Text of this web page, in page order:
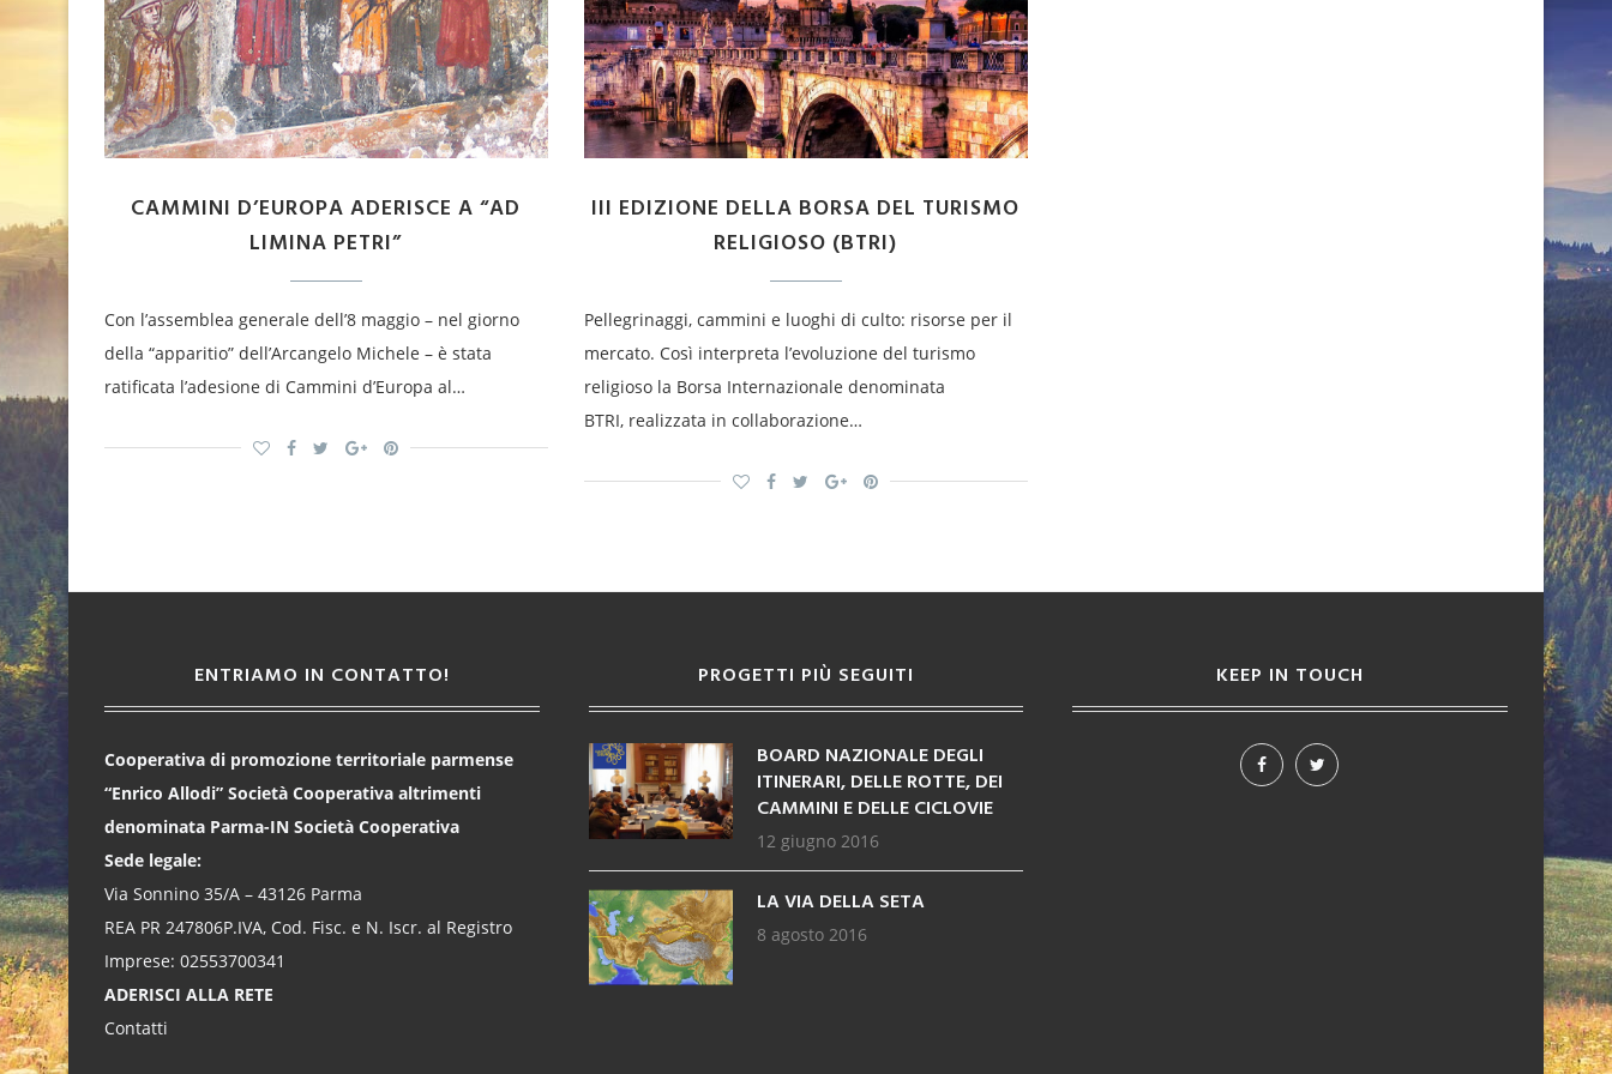
CAMMINI D’EUROPA ADERISCE A “AD
LIMINA PETRI”
Con l’assemblea generale dell’8 maggio – nel giorno
della “apparitio” dell’Arcangelo Michele – è stata
ratificata l’adesione di Cammini d’Europa al…
III EDIZIONE DELLA BORSA DEL TURISMO
RELIGIOSO (BTRI)
Pellegrinaggi, cammini e luoghi di culto: risorse per il
mercato. Così interpreta l’evoluzione del turismo
religioso la Borsa Internazionale denominata
BTRI, realizzata in collaborazione…
ENTRIAMO IN CONTATTO!
Cooperativa di promozione territoriale parmense
“Enrico Allodi” Società Cooperativa altrimenti
denominata Parma-IN Società Cooperativa
Sede legale:
Via Sonnino 35/A – 43126 Parma
REA PR 247806P.IVA, Cod. Fisc. e N. Iscr. al Registro
Imprese: 02553700341
ADERISCI ALLA RETE
Contatti
PROGETTI PIÙ SEGUITI
BOARD NAZIONALE DEGLI
ITINERARI, DELLE ROTTE, DEI
CAMMINI E DELLE CICLOVIE
12 giugno 2016
LA VIA DELLA SETA
8 agosto 2016
KEEP IN TOUCH